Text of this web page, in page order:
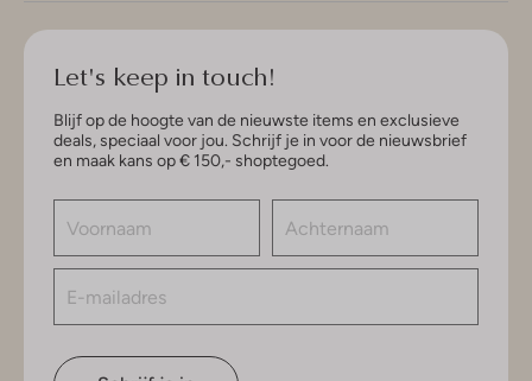
Let's keep in touch!
Blijf op de hoogte van de nieuwste items en exclusieve
deals, speciaal voor jou. Schrijf je in voor de nieuwsbrief
en maak kans op € 150,- shoptegoed.